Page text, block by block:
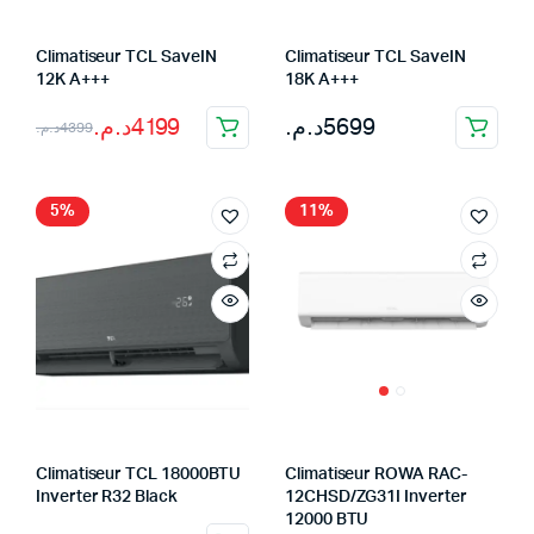
Climatiseur TCL SaveIN
12K A+++
4399د.م.
Le
initial
était :
4399د.م..
4199د.م.
Le
actuel
est :
4199د.م..
Climatiseur TCL SaveIN
18K A+++
5699د.م.
5%
Climatiseur TCL 18000BTU
Inverter R32 Black
11%
Climatiseur ROWA RAC-
12CHSD/ZG31I Inverter
12000 BTU